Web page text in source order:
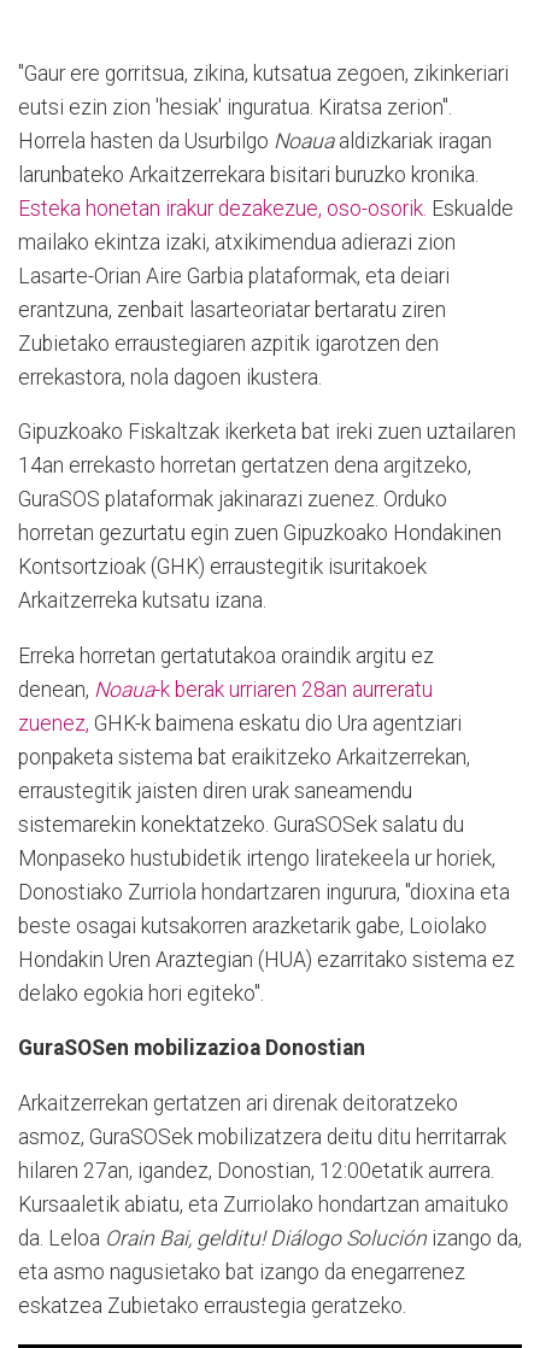
"Gaur ere gorritsua, zikina, kutsatua zegoen, zikinkeriari
eutsi ezin zion 'hesiak' inguratua. Kiratsa zerion".
Horrela hasten da Usurbilgo Noaua aldizkariak iragan
larunbateko Arkaitzerrekara bisitari buruzko kronika.
Esteka honetan irakur dezakezue, oso-osorik. Eskualde
mailako ekintza izaki, atxikimendua adierazi zion
Lasarte-Orian Aire Garbia plataformak, eta deiari
erantzuna, zenbait lasarteoriatar bertaratu ziren
Zubietako erraustegiaren azpitik igarotzen den
errekastora, nola dagoen ikustera.
Gipuzkoako Fiskaltzak ikerketa bat ireki zuen uztailaren
14an errekasto horretan gertatzen dena argitzeko,
GuraSOS plataformak jakinarazi zuenez. Orduko
horretan gezurtatu egin zuen Gipuzkoako Hondakinen
Kontsortzioak (GHK) erraustegitik isuritakoek
Arkaitzerreka kutsatu izana.
Erreka horretan gertatutakoa oraindik argitu ez
denean, Noaua-k berak urriaren 28an aurreratu
zuenez, GHK-k baimena eskatu dio Ura agentziari
ponpaketa sistema bat eraikitzeko Arkaitzerrekan,
erraustegitik jaisten diren urak saneamendu
sistemarekin konektatzeko. GuraSOSek salatu du
Monpaseko hustubidetik irtengo liratekeela ur horiek,
Donostiako Zurriola hondartzaren ingurura, "dioxina eta
beste osagai kutsakorren arazketarik gabe, Loiolako
Hondakin Uren Araztegian (HUA) ezarritako sistema ez
delako egokia hori egiteko".
GuraSOSen mobilizazioa Donostian
Arkaitzerrekan gertatzen ari direnak deitoratzeko
asmoz, GuraSOSek mobilizatzera deitu ditu herritarrak
hilaren 27an, igandez, Donostian, 12:00etatik aurrera.
Kursaaletik abiatu, eta Zurriolako hondartzan amaituko
da. Leloa Orain Bai, gelditu! Diálogo Solución izango da,
eta asmo nagusietako bat izango da enegarrenez
eskatzea Zubietako erraustegia geratzeko.